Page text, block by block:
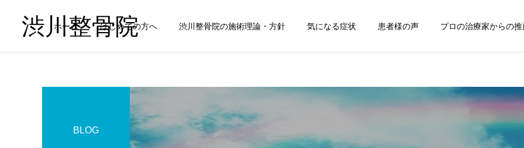
渋川整骨院
ホーム はじめての方へ 渋川整骨院の施術理論・方針 気になる症状 患者様の声 プロの治療家からの
腰痛
BLOG